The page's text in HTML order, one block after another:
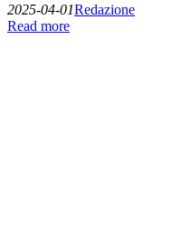
2025-04-01Redazione
Read more